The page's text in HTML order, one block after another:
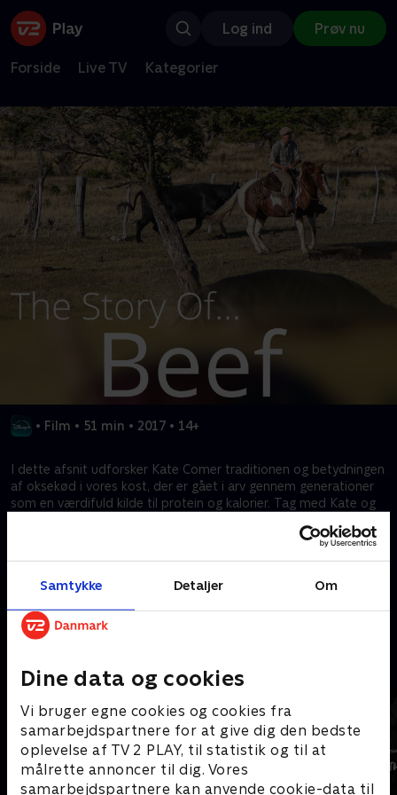
Samtykke Detaljer Om
Dine data og cookies
Vi bruger egne cookies og cookies fra
samarbejdspartnere for at give dig den bedste
oplevelse af TV 2 PLAY, til statistik og til at
målrette annoncer til dig. Vores
samarbejdspartnere kan anvende cookie-data til
Log ind Prøv nu
Forside Live TV Kategorier
• Film • 51 min • 2017 • 14+
I dette afsnit udforsker Kate Comer traditionen og betydningen
af oksekød i vores kost, der er gået i arv gennem generationer
som en værdifuld kilde til protein og kalorier. Tag med Kate og
globale indflydelse, og spørgsmålet om, hvorfor det er blevet
Kræver tilkøb
Mere indhold fra Disney+